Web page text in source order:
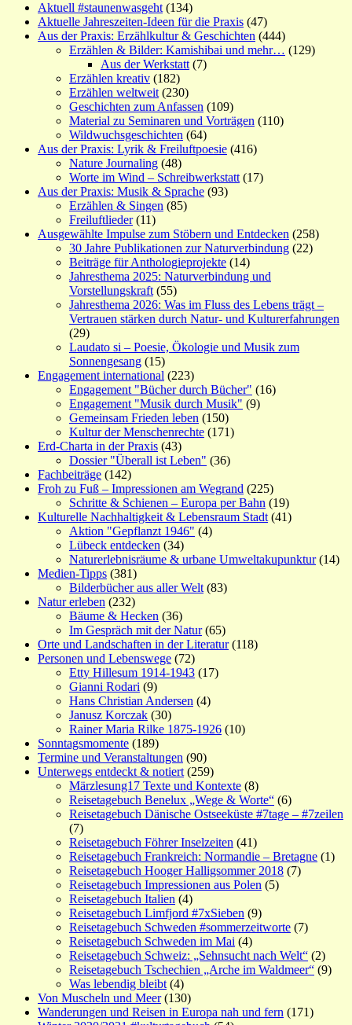
Aktuell #staunenwasgeht (134)
Aktuelle Jahreszeiten-Ideen für die Praxis (47)
Aus der Praxis: Erzählkultur & Geschichten (444)
Erzählen & Bilder: Kamishibai und mehr… (129)
Aus der Werkstatt (7)
Erzählen kreativ (182)
Erzählen weltweit (230)
Geschichten zum Anfassen (109)
Material zu Seminaren und Vorträgen (110)
Wildwuchsgeschichten (64)
Aus der Praxis: Lyrik & Freiluftpoesie (416)
Nature Journaling (48)
Worte im Wind – Schreibwerkstatt (17)
Aus der Praxis: Musik & Sprache (93)
Erzählen & Singen (85)
Freiluftlieder(11)
Ausgewählte Impulse zum Stöbern und Entdecken (258)
30 Jahre Publikationen zur Naturverbindung (22)
Beiträge für Anthologieprojekte (14)
Jahresthema 2025: Naturverbindung und
Vorstellungskraft (55)
Jahresthema 2026: Was im Fluss des Lebens trägt –
Vertrauen stärken durch Natur- und Kulturerfahrungen
(29)
Laudato si – Poesie, Ökologie und Musik zum
Sonnengesang (15)
Engagement international (223)
Engagement "Bücher durch Bücher" (16)
Engagement "Musik durch Musik" (9)
Gemeinsam Frieden leben (150)
Kultur der Menschenrechte (171)
Erd-Charta in der Praxis (43)
Dossier "Überall ist Leben" (36)
Fachbeiträge (142)
Froh zu Fuß – Impressionen am Wegrand (225)
Schritte & Schienen – Europa per Bahn (19)
Kulturelle Nachhaltigkeit & Lebensraum Stadt (41)
Aktion "Gepflanzt 1946" (4)
Lübeck entdecken (34)
Naturerlebnisräume & urbane Umweltakupunktur(14)
Medien-Tipps (381)
Bilderbücher aus aller Welt (83)
Natur erleben (232)
Bäume & Hecken (36)
Im Gespräch mit der Natur(65)
Orte und Landschaften in der Literatur(118)
Personen und Lebenswege (72)
Etty Hillesum 1914-1943 (17)
Gianni Rodari (9)
Hans Christian Andersen (4)
Janusz Korczak (30)
Rainer Maria Rilke 1875-1926 (10)
Sonntagsmomente (189)
Termine und Veranstaltungen (90)
Unterwegs entdeckt & notiert (259)
Märzlesung17 Texte und Kontexte (8)
Reisetagebuch Benelux „Wege & Worte“ (6)
Reisetagebuch Dänische Ostseeküste #7tage – #7zeilen
(7)
Reisetagebuch Föhrer Inselzeiten (41)
Reisetagebuch Frankreich: Normandie – Bretagne (1)
Reisetagebuch Hooger Halligsommer 2018 (7)
Reisetagebuch Impressionen aus Polen (5)
Reisetagebuch Italien (4)
Reisetagebuch Limfjord #7xSieben (9)
Reisetagebuch Schweden #sommerzeitworte (7)
Reisetagebuch Schweden im Mai (4)
Reisetagebuch Schweiz: „Sehnsucht nach Welt“ (2)
Reisetagebuch Tschechien „Arche im Waldmeer“ (9)
Was lebendig bleibt (4)
Von Muscheln und Meer(130)
Wanderungen und Reisen in Europa nah und fern (171)